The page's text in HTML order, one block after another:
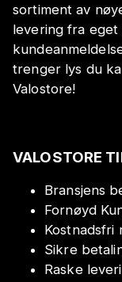
sortiment av
levering fra eget
trenger lys du
Valostore!
VALOSTORE
Bransjens
Fornøyd
Kostnadsfri
Sikre
Raske